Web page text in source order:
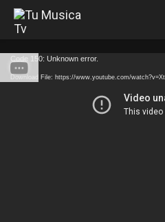
Code 150: Unknown error.
Download File: https://www.youtube.com/